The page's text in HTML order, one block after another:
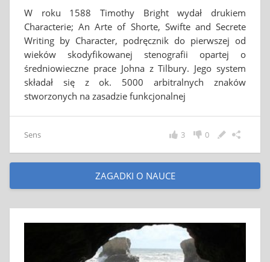
W roku 1588 Timothy Bright wydał drukiem
Characterie; An Arte of Shorte, Swifte and Secrete
Writing by Character, podręcznik do pierwszej od
wieków skodyfikowanej stenografii opartej o
średniowieczne prace Johna z Tilbury. Jego system
składał się z ok. 5000 arbitralnych znaków
stworzonych na zasadzie funkcjonalnej
Sens 0
3
ZAGADKI O NAUCE